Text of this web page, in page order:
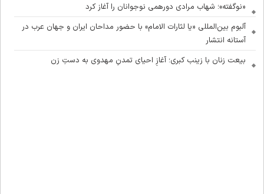
«نوگفته»؛ شهاب مرادی دورهمی نوجوانان را آغاز کرد
آلبوم بین‌المللی «یا لثارات الامام» با حضور مداحان ایران و جهان عرب در
آستانه انتشار
بیعت زنان با زینب کبری؛ آغازِ احیای تمدنِ مهدوی به دستِ زن